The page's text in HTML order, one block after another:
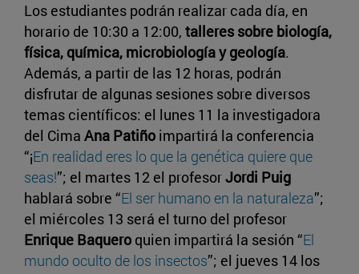
Los estudiantes podrán realizar cada día, en
horario de 10:30 a 12:00, talleres sobre biología,
física, química, microbiología y geología.
Además, a partir de las 12 horas, podrán
disfrutar de algunas sesiones sobre diversos
temas científicos: el lunes 11 la investigadora
del Cima Ana Patiño impartirá la conferencia
“¡En realidad eres lo que la genética quiere que
seas!”; el martes 12 el profesorJordi Puig
hablará sobre “El ser humano en la naturaleza”;
el miércoles 13 será el turno del profesor
Enrique Baquero quien impartirá la sesión “El
mundo oculto de los insectos”; el jueves 14 los